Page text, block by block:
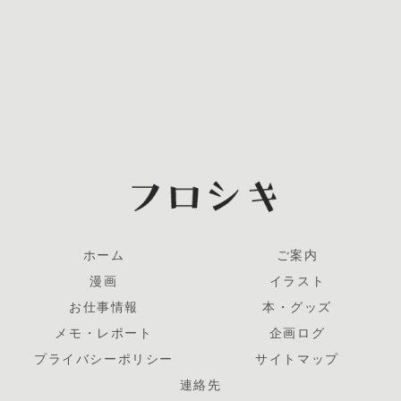
ホーム
ご案内
漫画
イラスト
お仕事情報
本・グッズ
メモ・レポート
企画ログ
プライバシーポリシー
サイトマップ
連絡先